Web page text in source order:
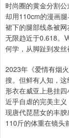
时尚圈的黄金分割
却用110cm的漫画
裙下的腿部线条被
无限趋近于0.618。
何学，从脚趾到发
2023年《爱情有烟
搜。但鲜有人知，
形衣在威亚上悬挂
近乎自虐的完美主
现唐代琵琶女的丰
110斤的体重在镜头